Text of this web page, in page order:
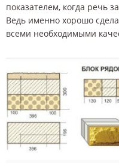
показателем, когда речь
Ведь именно хорошо
всеми необходимыми